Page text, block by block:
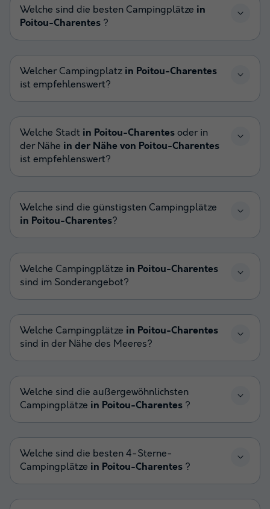
Welche sind die besten Campingplätze in
Poitou-Charentes ?
Welcher Campingplatz in Poitou-Charentes
ist empfehlenswert?
Welche Stadt in Poitou-Charentes oder in
der Nähe in der Nähe von Poitou-Charentes
ist empfehlenswert?
Welche sind die günstigsten Campingplätze
in Poitou-Charentes?
Welche Campingplätze in Poitou-Charentes
sind im Sonderangebot?
Welche Campingplätze in Poitou-Charentes
sind in der Nähe des Meeres?
Welche sind die außergewöhnlichsten
Campingplätze in Poitou-Charentes ?
Welche sind die besten 4-Sterne-
Campingplätze in Poitou-Charentes ?